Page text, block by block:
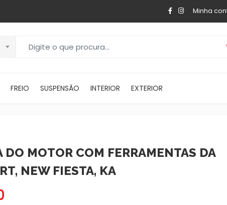
Minha
FREIO SUSPENSÃO INTERIOR EXTERIOR
DO MOTOR COM FERRAMENTAS DA
NEW FIESTA, KA